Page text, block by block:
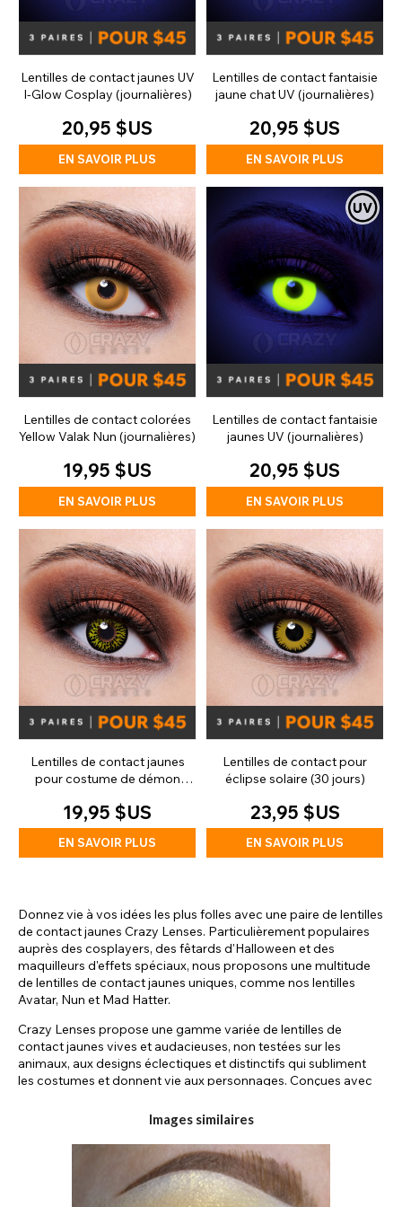
Lentilles de contact jaunes UV
I-Glow Cosplay (journalières)
20,95 $US
EN SAVOIR PLUS
Lentilles de contact fantaisie
jaune chat UV (journalières)
20,95 $US
EN SAVOIR PLUS
Lentilles de contact colorées
Yellow Valak Nun (journalières)
19,95 $US
EN SAVOIR PLUS
Lentilles de contact fantaisie
jaunes UV (journalières)
20,95 $US
EN SAVOIR PLUS
Lentilles de contact jaunes
pour costume de démon
19,95 $US
EN SAVOIR PLUS
Lentilles de contact pour
éclipse solaire (30 jours)
23,95 $US
EN SAVOIR PLUS
Donnez vie à vos idées les plus folles avec une paire de lentilles
de contact jaunes Crazy Lenses. Particulièrement populaires
auprès des cosplayers, des fêtards d'Halloween et des
maquilleurs d'effets spéciaux, nous proposons une multitude
de lentilles de contact jaunes uniques, comme nos lentilles
Avatar, Nun et Mad Hatter.
Crazy Lenses propose une gamme variée de lentilles de
contact jaunes vives et audacieuses, non testées sur les
animaux, aux designs éclectiques et distinctifs qui subliment
les costumes et donnent vie aux personnages. Conçues avec
porteurs de transformer leur apparence. Le plus fascinant de
notre gamme jaune réside dans le pigment vibrant que
chacune de ces lentilles incarne ; cette teinte audacieuse
simplifie la création de tous vos looks d'inspiration fantastique.
Si vous cherchez l'accessoire idéal pour vous démarquer lors
Images similaires